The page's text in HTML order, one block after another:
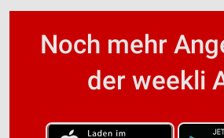
Noch mehr
der weekli